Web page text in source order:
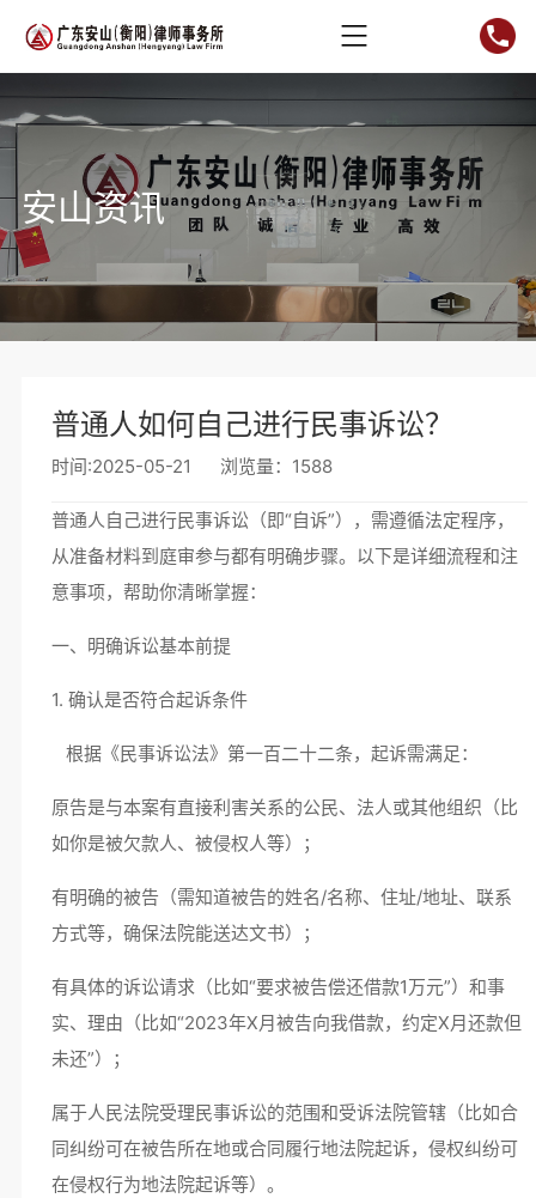
安山资讯
普通人如何自己进行民事诉讼？
时间:2025-05-21 浏览量：1588
普通人自己进行民事诉讼（即“自诉”），需遵循法定程序，
从准备材料到庭审参与都有明确步骤。以下是详细流程和注
意事项，帮助你清晰掌握：
一、明确诉讼基本前提
1. 确认是否符合起诉条件
根据《民事诉讼法》第一百二十二条，起诉需满足：
原告是与本案有直接利害关系的公民、法人或其他组织（比
如你是被欠款人、被侵权人等）；
有明确的被告（需知道被告的姓名/名称、住址/地址、联系
方式等，确保法院能送达文书）；
有具体的诉讼请求（比如“要求被告偿还借款1万元”）和事
实、理由（比如“2023年X月被告向我借款，约定X月还款但
未还”）；
属于人民法院受理民事诉讼的范围和受诉法院管辖（比如合
同纠纷可在被告所在地或合同履行地法院起诉，侵权纠纷可
在侵权行为地法院起诉等）。